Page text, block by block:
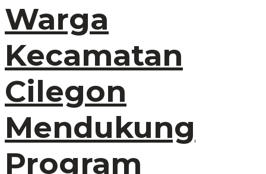
Warga
Kecamatan
Cilegon
Mendukung
Program